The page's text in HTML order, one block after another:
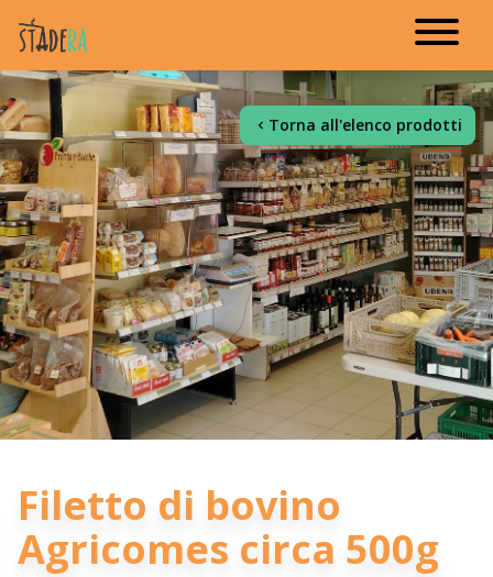
Torna all'elenco prodotti
Filetto di bovino
Agricomes circa 500g